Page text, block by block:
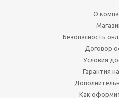
О
Безопасность
Договор
Условия
Гарантия
Как